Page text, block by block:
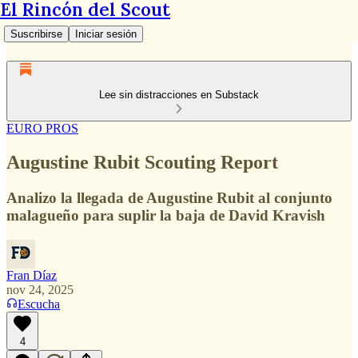
El Rincón del Scout
Suscribirse Iniciar sesión
Lee sin distracciones en Substack
EURO PROS
Augustine Rubit Scouting Report
Analizo la llegada de Augustine Rubit al conjunto
malagueño para suplir la baja de David Kravish
Fran Díaz
nov 24, 2025
Escucha
4